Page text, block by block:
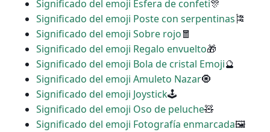
Significado del emoji Esfera de confeti🎊
Significado del emoji Poste con serpentinas🎏
Significado del emoji Sobre rojo🧧
Significado del emoji Regalo envuelto🎁
Significado del emoji Bola de cristal Emoji🔮
Significado del emoji Amuleto Nazar🧿
Significado del emoji Joystick🕹
Significado del emoji Oso de peluche🧸
Significado del emoji Fotografía enmarcada🖼